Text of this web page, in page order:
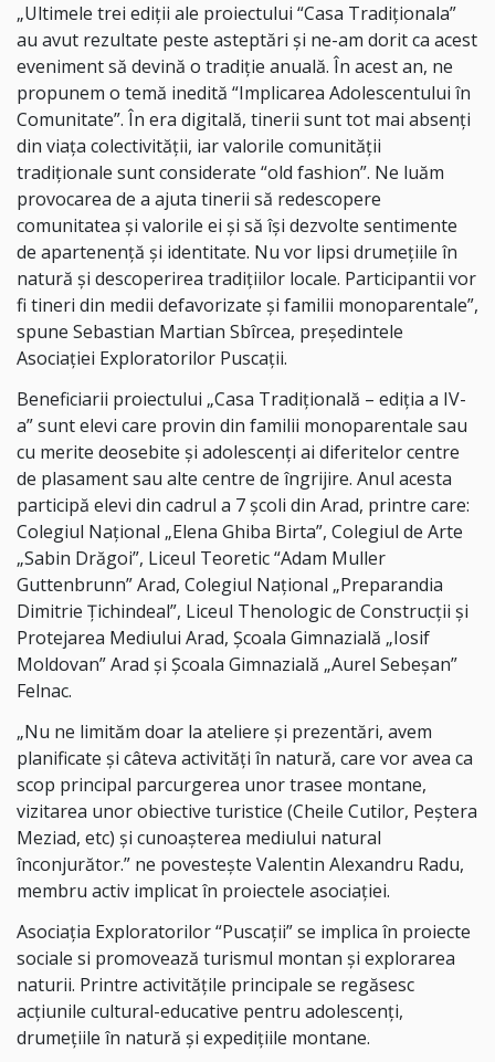
„Ultimele trei ediții ale proiectului “Casa Tradiționala”
au avut rezultate peste asteptări și ne-am dorit ca acest
eveniment să devină o tradiție anuală. În acest an, ne
propunem o temă inedită “Implicarea Adolescentului în
Comunitate”. În era digitală, tinerii sunt tot mai absenți
din viața colectivității, iar valorile comunității
tradiționale sunt considerate “old fashion”. Ne luăm
provocarea de a ajuta tinerii să redescopere
comunitatea și valorile ei și să își dezvolte sentimente
de apartenență și identitate. Nu vor lipsi drumețiile în
natură și descoperirea tradițiilor locale. Participantii vor
fi tineri din medii defavorizate și familii monoparentale”,
spune Sebastian Martian Sbîrcea, președintele
Asociației Exploratorilor Puscații.
Beneficiarii proiectului „Casa Tradiţională – ediția a IV-
a” sunt elevi care provin din familii monoparentale sau
cu merite deosebite și adolescenți ai diferitelor centre
de plasament sau alte centre de îngrijire. Anul acesta
participă elevi din cadrul a 7 școli din Arad, printre care:
Colegiul Național „Elena Ghiba Birta”, Colegiul de Arte
„Sabin Drăgoi”, Liceul Teoretic “Adam Muller
Guttenbrunn” Arad, Colegiul Național „Preparandia
Dimitrie Țichindeal”, Liceul Thenologic de Construcții și
Protejarea Mediului Arad, Școala Gimnazială „Iosif
Moldovan” Arad și Școala Gimnazială „Aurel Sebeșan”
Felnac.
„Nu ne limităm doar la ateliere și prezentări, avem
planificate și câteva activități în natură, care vor avea ca
scop principal parcurgerea unor trasee montane,
vizitarea unor obiective turistice (Cheile Cutilor, Peștera
Meziad, etc) și cunoașterea mediului natural
înconjurător.” ne povestește Valentin Alexandru Radu,
membru activ implicat în proiectele asociației.
Asociația Exploratorilor “Puscații” se implica în proiecte
sociale si promovează turismul montan și explorarea
naturii. Printre activitățile principale se regăsesc
acțiunile cultural-educative pentru adolescenți,
drumețiile în natură și expedițiile montane.